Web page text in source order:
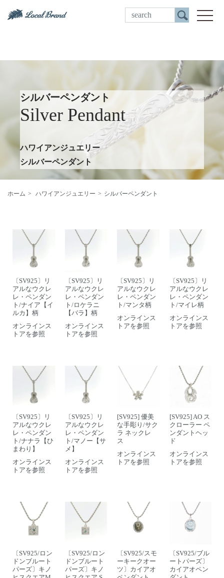
ご来店予約
シルバーペンダント
Silver Pendant
ハワイアンジュエリー
シルバーペンダント
ホーム ハワイアンジュエリー シルバーペンダント
〔SV925〕リ
アルなウクレ
レ・ペンダン
ト/ナイア【イ
ルカ】柄
オンラインス
トアを参照
〔SV925〕リ
アルなウクレ
レ・ペンダン
ト/ロケラニ
【バラ】柄
オンラインス
トアを参照
〔SV925〕リ
アルなウクレ
レ・ペンダン
ト/マンタ柄
オンラインス
トアを参照
〔SV925〕リ
アルなウクレ
レ・ペンダン
ト/マイレ柄
オンラインス
トアを参照
〔SV925〕リ
アルなウクレ
レ・ペンダン
ト/ナナラ【ひ
まわり】
オンラインス
トアを参照
〔SV925〕リ
アルなウクレ
レ・ペンダン
ト/マノー【サ
メ】
オンラインス
トアを参照
[SV925] 優美
な手彫り/サク
ラ ネックレ
ス
オンラインス
トアを参照
[SV925] AO ス
クローラー ペ
ンダントヘッ
ド
オンラインス
トアを参照
〔SV925/ロン
ドンブルート
パーズ〕キノ
〔SV925/ロン
ドンブルート
パーズ〕キノ
〔SV925/スモ
ーキークオー
ツ〕カイアオ
〔SV925/ブル
ートパーズ〕
カイアオペン